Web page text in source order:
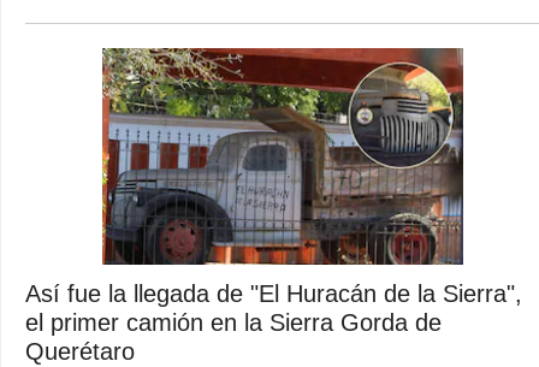
Así fue la llegada de "El Huracán de la Sierra",
el primer camión en la Sierra Gorda de
Querétaro